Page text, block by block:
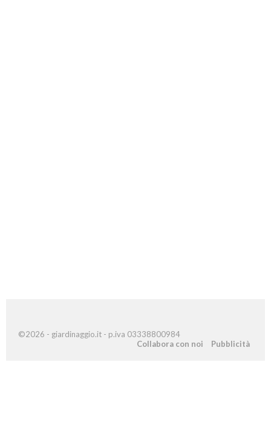
©2026 - giardinaggio.it - p.iva 03338800984
Collabora con noi
Pubblicità